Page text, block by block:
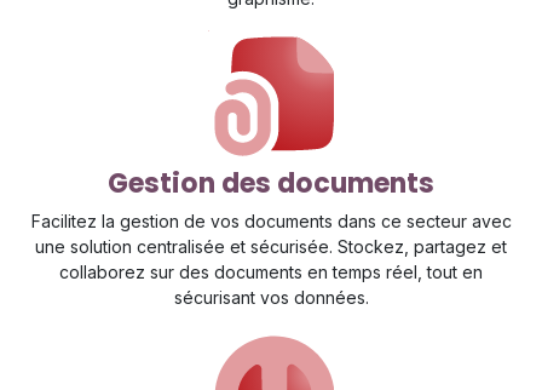
Gestion des documents
Facilitez la gestion de vos documents dans ce secteur avec
une solution centralisée et sécurisée. Stockez, partagez et
collaborez sur des documents en temps réel, tout en
sécurisant vos données.